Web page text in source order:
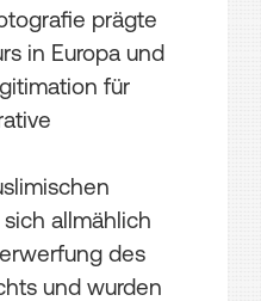
prägte
in Europa und
für
allmählich
des
und wurden